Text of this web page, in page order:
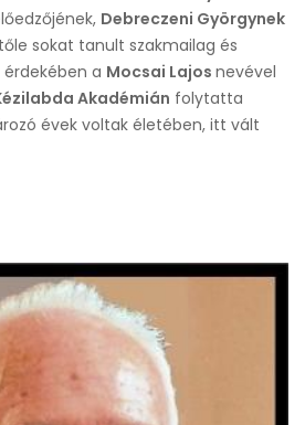
Debreczeni Györgynek
sokat tanult szakmailag és
érdekében a Mocsai Lajos nevével
Akadémián folytatta
évek voltak életében, itt vált